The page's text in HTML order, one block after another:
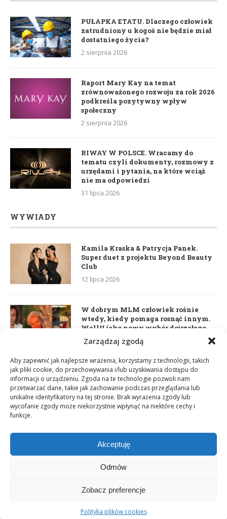
Zarządzaj zgodą
Aby zapewnić jak najlepsze wrażenia, korzystamy z technologii, takich
jak pliki cookie, do przechowywania i/lub uzyskiwania dostępu do
informacji o urządzeniu. Zgoda na te technologie pozwoli nam
przetwarzać dane, takie jak zachowanie podczas przeglądania lub
unikalne identyfikatory na tej stronie. Brak wyrażenia zgody lub
wycofanie zgody może niekorzystnie wpłynąć na niektóre cechy i
funkcje.
Akceptuję
Odmów
Zobacz preferencje
Polityka plików cookies
PUŁAPKA ETATU. Dlaczego człowiek
zatrudniony u kogoś nie będzie miał
dostatniego życia?
2 sierpnia 2026
Raport Mary Kay na temat
zrównoważonego rozwoju za rok 2026
podkreśla pozytywny wpływ
społeczny
2 sierpnia 2026
RIWAY W POLSCE. Wracamy do
tematu czyli dokumenty, rozmowy z
urzędami i pytania, na które wciąż
nie ma odpowiedzi
31 lipca 2026
WYWIADY
Kamila Kraska & Patrycja Panek.
Super duet z projektu Beyond Beauty
Club
12 lipca 2026
W dobrym MLM człowiek rośnie
wtedy, kiedy pomaga rosnąć innym.
WellU jako nowy wybór dojrzałego
lidera
Daria Dudzik. Kocham Cię
17 kwietnia 2026
World